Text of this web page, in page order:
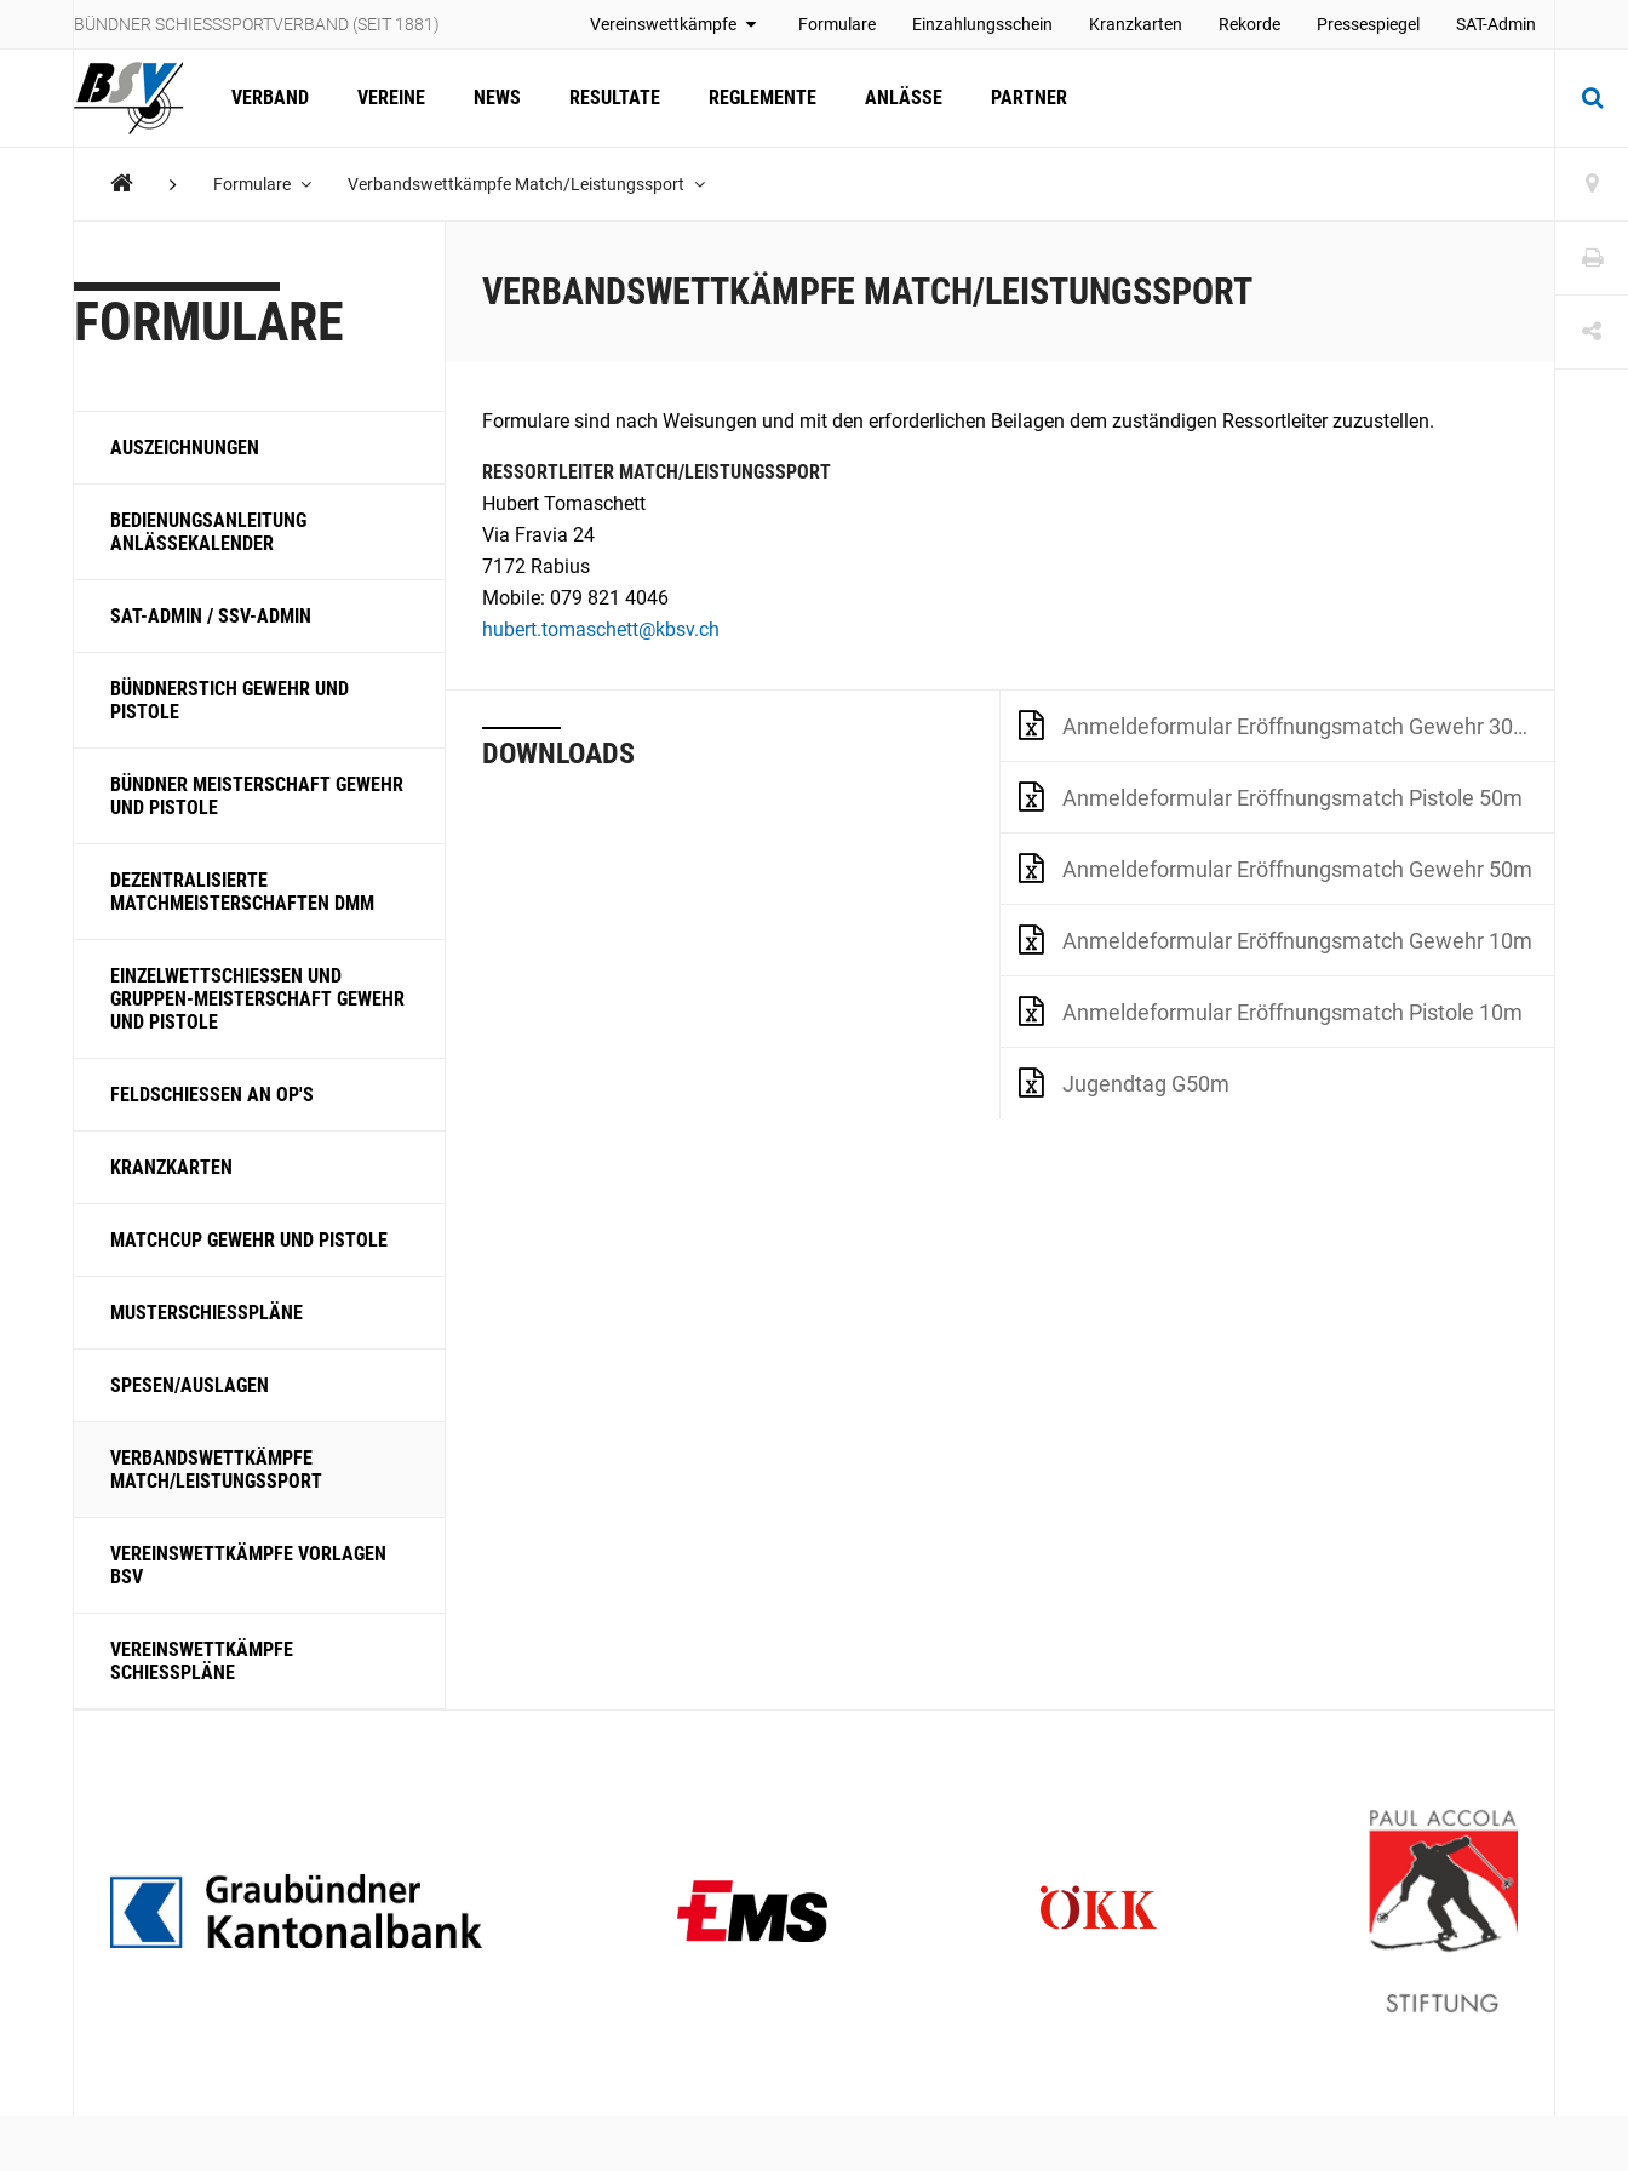
BÜNDNER SCHIESSSPORTVERBAND (SEIT 1881) Vereinswettkämpfe Formulare Einzahlungsschein Kranzkarten Rekorde Pressespiegel SAT-Admin
VERBAND VEREINE NEWS RESULTATE REGLEMENTE ANLÄSSE PARTNER
Formulare Verbandswettkämpfe Match/Leistungssport
FORMULARE
AUSZEICHNUNGEN
BEDIENUNGSANLEITUNG
ANLÄSSEKALENDER
SAT-ADMIN / SSV-ADMIN
BÜNDNERSTICH GEWEHR UND
PISTOLE
BÜNDNER MEISTERSCHAFT GEWEHR
UND PISTOLE
DEZENTRALISIERTE
MATCHMEISTERSCHAFTEN DMM
EINZELWETTSCHIESSEN UND
GRUPPEN-MEISTERSCHAFT GEWEHR
UND PISTOLE
FELDSCHIESSEN AN OP'S
KRANZKARTEN
MATCHCUP GEWEHR UND PISTOLE
MUSTERSCHIESSPLÄNE
SPESEN/AUSLAGEN
VERBANDSWETTKÄMPFE
MATCH/LEISTUNGSSPORT
VEREINSWETTKÄMPFE VORLAGEN
BSV
VEREINSWETTKÄMPFE
SCHIESSPLÄNE
VERBANDSWETTKÄMPFE MATCH/LEISTUNGSSPORT
Formulare sind nach Weisungen und mit den erforderlichen Beilagen dem zuständigen Ressortleiter zuzustellen.
RESSORTLEITER MATCH/LEISTUNGSSPORT
Hubert Tomaschett
Via Fravia 24
7172 Rabius
Mobile: 079 821 4046
hubert.tomaschett@kbsv.ch
DOWNLOADS
Anmeldeformular Eröffnungsmatch Gewehr 300m
Anmeldeformular Eröffnungsmatch Pistole 50m
Anmeldeformular Eröffnungsmatch Gewehr 50m
Anmeldeformular Eröffnungsmatch Gewehr 10m
Anmeldeformular Eröffnungsmatch Pistole 10m
Jugendtag G50m